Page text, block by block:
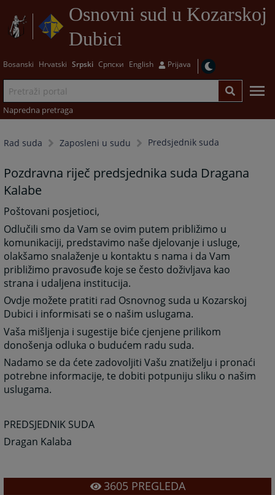
Osnovni sud u Kozarskoj
Dubici
Bosanski Hrvatski Srpski Српски English Prijava
Napredna pretraga
Rad suda Zaposleni u sudu Predsjednik suda
Pozdravna riječ predsjednika suda Dragana
Kalabe
Poštovani posjetioci,
Odlučili smo da Vam se ovim putem približimo u
komunikaciji, predstavimo naše djelovanje i usluge,
olakšamo snalaženje u kontaktu s nama i da Vam
približimo pravosuđe koje se često doživljava kao
strana i udaljena institucija.
Ovdje možete pratiti rad Osnovnog suda u Kozarskoj
Dubici i informisati se o našim uslugama.
Vaša mišljenja i sugestije biće cjenjene prilikom
donošenja odluka o budućem radu suda.
Nadamo se da ćete zadovoljiti Vašu znatiželju i pronaći
potrebne informacije, te dobiti potpuniju sliku o našim
uslugama.
PREDSJEDNIK SUDA
Dragan Kalaba
3605PREGLEDA